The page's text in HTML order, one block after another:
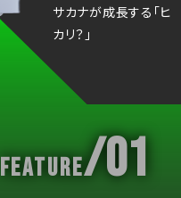
サカナが成長する「ヒ
カリ？」
Feature/01